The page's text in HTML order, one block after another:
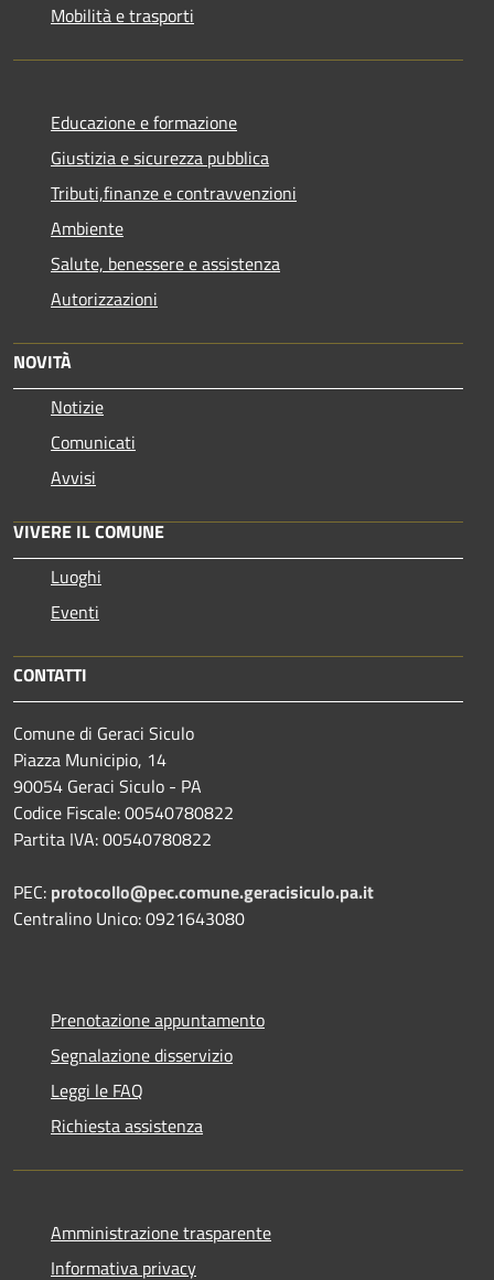
Mobilità e trasporti
Educazione e formazione
Giustizia e sicurezza pubblica
Tributi,finanze e contravvenzioni
Ambiente
Salute, benessere e assistenza
Autorizzazioni
NOVITÀ
Notizie
Comunicati
Avvisi
VIVERE IL COMUNE
Luoghi
Eventi
CONTATTI
Comune di Geraci Siculo
Piazza Municipio, 14
90054 Geraci Siculo - PA
Codice Fiscale: 00540780822
Partita IVA: 00540780822
PEC: protocollo@pec.comune.geracisiculo.pa.it
Centralino Unico: 0921643080
Prenotazione appuntamento
Segnalazione disservizio
Leggi le FAQ
Richiesta assistenza
Amministrazione trasparente
Informativa privacy